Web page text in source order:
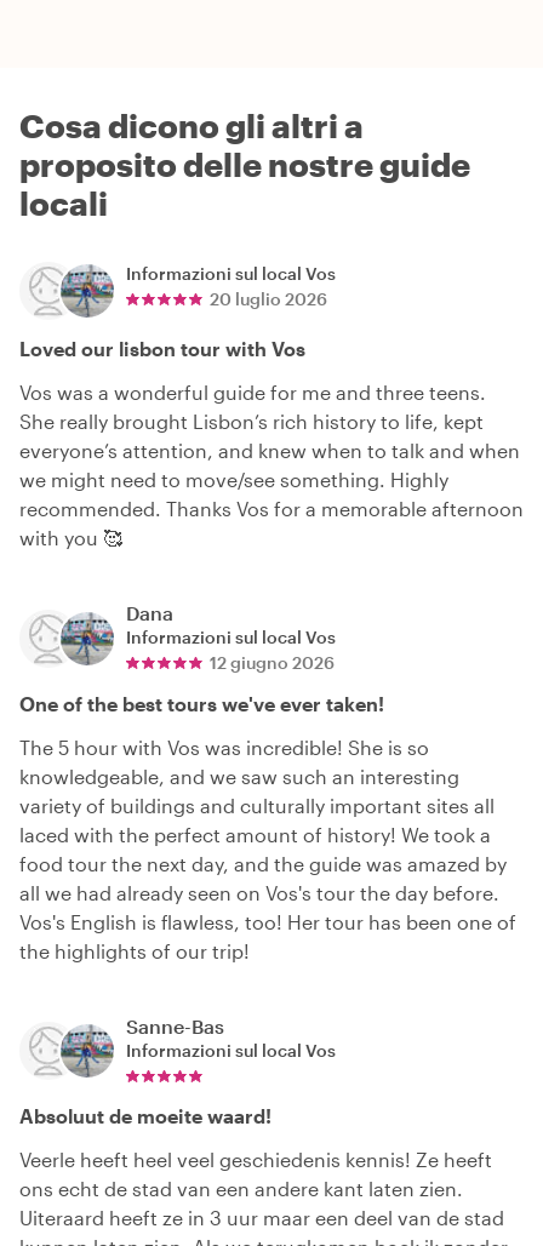
Cosa dicono gli altri a
proposito delle nostre guide
locali
Informazioni sul local Vos
20 luglio 2026
Loved our lisbon tour with Vos
Vos was a wonderful guide for me and three teens.
She really brought Lisbon’s rich history to life, kept
everyone’s attention, and knew when to talk and when
we might need to move/see something. Highly
recommended. Thanks Vos for a memorable afternoon
with you 🥰
Dana
Informazioni sul local Vos
12 giugno 2026
One of the best tours we've ever taken!
The 5 hour with Vos was incredible! She is so
knowledgeable, and we saw such an interesting
variety of buildings and culturally important sites all
laced with the perfect amount of history! We took a
food tour the next day, and the guide was amazed by
all we had already seen on Vos's tour the day before.
Vos's English is flawless, too! Her tour has been one of
the highlights of our trip!
Sanne-Bas
Informazioni sul local Vos
Absoluut de moeite waard!
Veerle heeft heel veel geschiedenis kennis! Ze heeft
ons echt de stad van een andere kant laten zien.
Uiteraard heeft ze in 3 uur maar een deel van de stad